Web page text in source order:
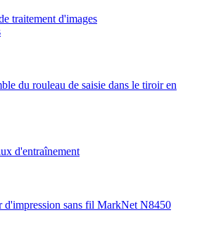
traitement d'images
du rouleau de saisie dans le tiroir en
d'entraînement
d'impression sans fil MarkNet N8450